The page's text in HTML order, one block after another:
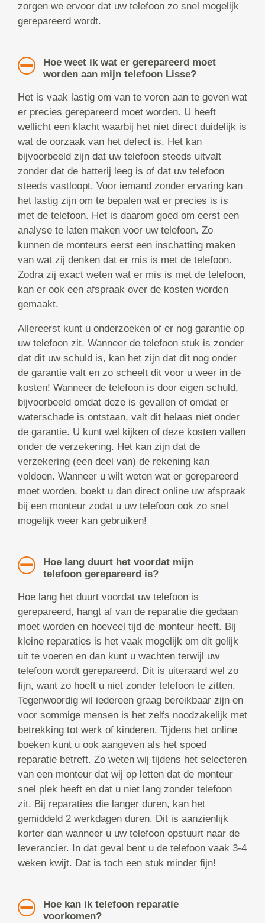
zorgen we ervoor dat uw telefoon zo snel mogelijk
gerepareerd wordt.
Hoe weet ik wat er gerepareerd moet
worden aan mijn telefoon Lisse?
Het is vaak lastig om van te voren aan te geven wat
er precies gerepareerd moet worden. U heeft
wellicht een klacht waarbij het niet direct duidelijk is
wat de oorzaak van het defect is. Het kan
bijvoorbeeld zijn dat uw telefoon steeds uitvalt
zonder dat de batterij leeg is of dat uw telefoon
steeds vastloopt. Voor iemand zonder ervaring kan
het lastig zijn om te bepalen wat er precies is is
met de telefoon. Het is daarom goed om eerst een
analyse te laten maken voor uw telefoon. Zo
kunnen de monteurs eerst een inschatting maken
van wat zij denken dat er mis is met de telefoon.
Zodra zij exact weten wat er mis is met de telefoon,
kan er ook een afspraak over de kosten worden
gemaakt.
Allereerst kunt u onderzoeken of er nog garantie op
uw telefoon zit. Wanneer de telefoon stuk is zonder
dat dit uw schuld is, kan het zijn dat dit nog onder
de garantie valt en zo scheelt dit voor u weer in de
kosten! Wanneer de telefoon is door eigen schuld,
bijvoorbeeld omdat deze is gevallen of omdat er
waterschade is ontstaan, valt dit helaas niet onder
de garantie. U kunt wel kijken of deze kosten vallen
onder de verzekering. Het kan zijn dat de
verzekering (een deel van) de rekening kan
voldoen. Wanneer u wilt weten wat er gerepareerd
moet worden, boekt u dan direct online uw afspraak
bij een monteur zodat u uw telefoon ook zo snel
mogelijk weer kan gebruiken!
Hoe lang duurt het voordat mijn
telefoon gerepareerd is?
Hoe lang het duurt voordat uw telefoon is
gerepareerd, hangt af van de reparatie die gedaan
moet worden en hoeveel tijd de monteur heeft. Bij
kleine reparaties is het vaak mogelijk om dit gelijk
uit te voeren en dan kunt u wachten terwijl uw
telefoon wordt gerepareerd. Dit is uiteraard wel zo
fijn, want zo hoeft u niet zonder telefoon te zitten.
Tegenwoordig wil iedereen graag bereikbaar zijn en
voor sommige mensen is het zelfs noodzakelijk met
betrekking tot werk of kinderen. Tijdens het online
boeken kunt u ook aangeven als het spoed
reparatie betreft. Zo weten wij tijdens het selecteren
van een monteur dat wij op letten dat de monteur
snel plek heeft en dat u niet lang zonder telefoon
zit. Bij reparaties die langer duren, kan het
gemiddeld 2 werkdagen duren. Dit is aanzienlijk
korter dan wanneer u uw telefoon opstuurt naar de
leverancier. In dat geval bent u de telefoon vaak 3-4
weken kwijt. Dat is toch een stuk minder fijn!
Hoe kan ik telefoon reparatie
voorkomen?